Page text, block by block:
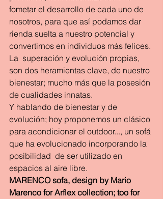
fometar el desarrollo de cada uno de
nosotros, para que así podamos dar
rienda suelta a nuestro potencial y
convertirnos en individuos más felices.
La  superación y evolución propias,
son dos heramientas clave, de nuestro
bienestar; mucho más que la posesión
de cualidades innatas.
Y hablando de bienestar y de
evolución; hoy proponemos un clásico
para acondicionar el outdoor..., un sofá
que ha evolucionado incorporando la
posibilidad  de ser utilizado en
espacios al aire libre.
MARENCO sofa, design by Mario
Marenco for Arflex collection; too for